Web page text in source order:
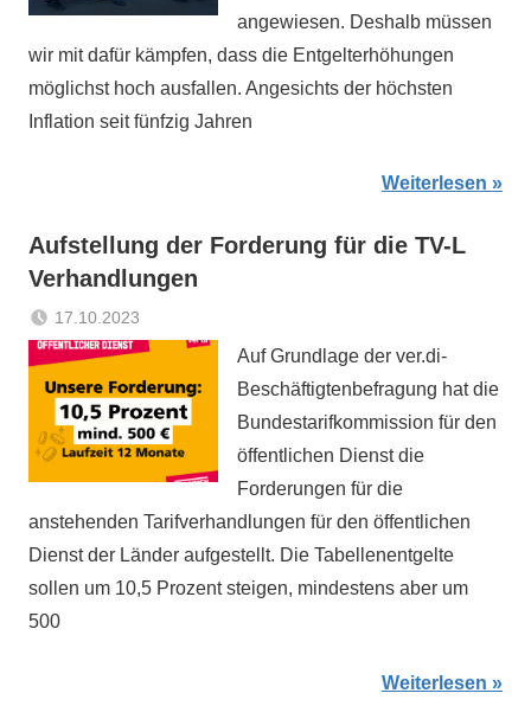
angewiesen. Deshalb müssen
wir mit dafür kämpfen, dass die Entgelterhöhungen
möglichst hoch ausfallen. Angesichts der höchsten
Inflation seit fünfzig Jahren
Weiterlesen
Aufstellung der Forderung für die TV-L
Verhandlungen
17.10.2023
Marcus
Aktuelles
Auf Grundlage der ver.di-
Beschäftigtenbefragung hat die
Bundestarifkommission für den
öffentlichen Dienst die
Forderungen für die
anstehenden Tarifverhandlungen für den öffentlichen
Dienst der Länder aufgestellt. Die Tabellenentgelte
sollen um 10,5 Prozent steigen, mindestens aber um
500
Weiterlesen